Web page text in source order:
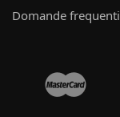
Domande frequenti